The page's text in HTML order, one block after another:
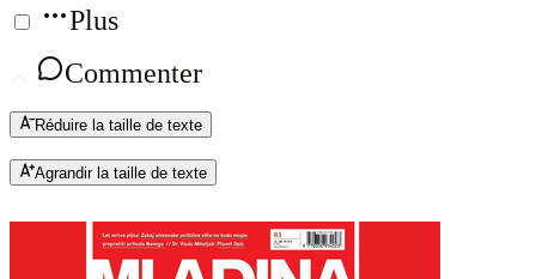
Plus
Commenter
Réduire la taille de texte
Agrandir la taille de texte